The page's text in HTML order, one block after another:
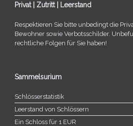
Privat | Zutritt | Leerstand
Respektieren Sie bitte unbe­dingt die
Bewohner sowie Verbotsschilder.
recht­li­che Folgen für Sie haben!
Sammelsurium
Schlösserstatistik
Leerstand von Schlössern
Ein Schloss für 1 EUR